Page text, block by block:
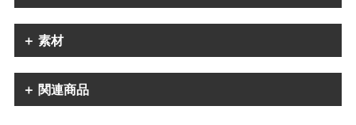
＋ 素材
＋ 関連商品